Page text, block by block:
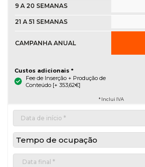
9 A 20 SEMANAS
21 A 51 SEMANAS
CAMPANHA ANUAL
Custos adicionais *
Fee de Inserção + Produção de
Conteúdo [+ 353,62€]
* Inclui IVA
Tempo de ocupação